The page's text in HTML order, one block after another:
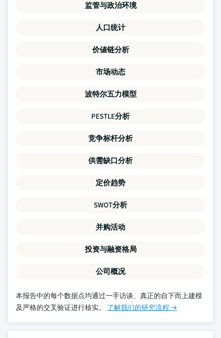
监管与政治环境
人口统计
价値链分析
市场动态
波特尔五力模型
PESTLE分析
竞争标杆分析
供需缺口分析
定价趋势
SWOT分析
并购活动
投资与融资格局
公司概况
本报告中的每个数据点均通过一手访谈、真正的自下而上建模
及严格的交叉验证进行核实。 了解我们的研究流程 →